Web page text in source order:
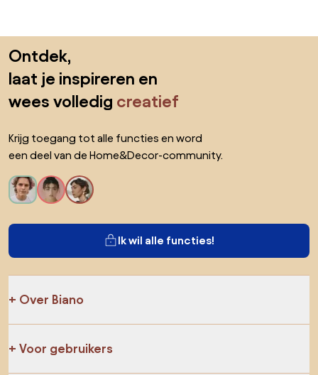
Ontdek,
laat je inspireren en
wees volledig creatief
Krijg toegang tot alle functies en word
een deel van de Home&Decor-community.
Ik wil alle functies!
Over Biano
Voor gebruikers